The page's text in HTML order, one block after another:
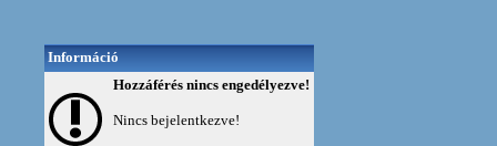
Információ
Hozzáférés nincs engedélyezve!
Nincs bejelentkezve!